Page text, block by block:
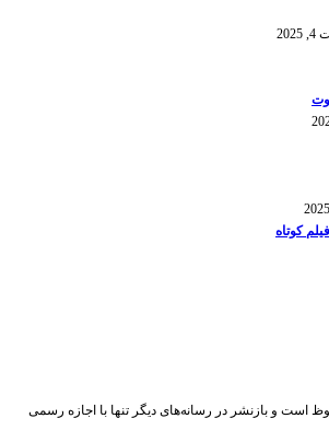
است و بازنشر در رسانه‌های دیگر تنها با اجازه رسمی